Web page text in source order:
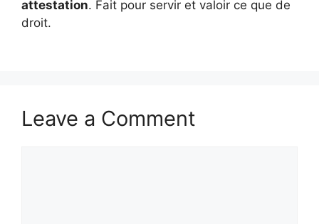
attestation. Fait pour servir et valoir ce que de
droit.
Leave a Comment